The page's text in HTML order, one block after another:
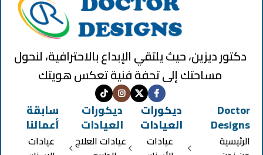
دكتور ديزين، حيث يلتقي الإبداع بالاحترافية، لنحول
مساحتك إلى تحفة فنية تعكس هويتك
Doctor
Designs
الرئيسية
ديكورات
العيادات
عيادات
ديكورات
العيادات
عيادات العلاج
سابقة
أعمالنا
عيادات